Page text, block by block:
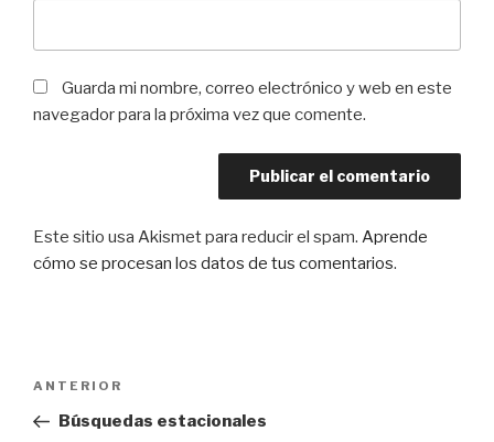
Guarda mi nombre, correo electrónico y web en este
navegador para la próxima vez que comente.
Este sitio usa Akismet para reducir el spam. Aprende
cómo se procesan los datos de tus comentarios.
entradas
Entrada
anterior:
ANTERIOR
Búsquedas estacionales